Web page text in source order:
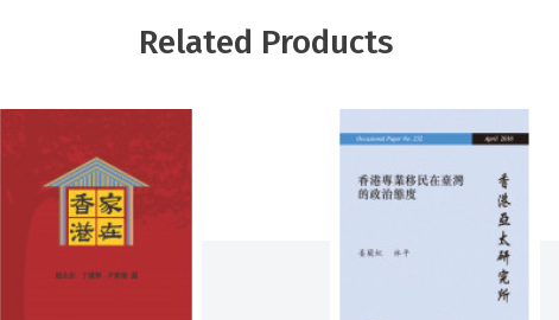
Related Products